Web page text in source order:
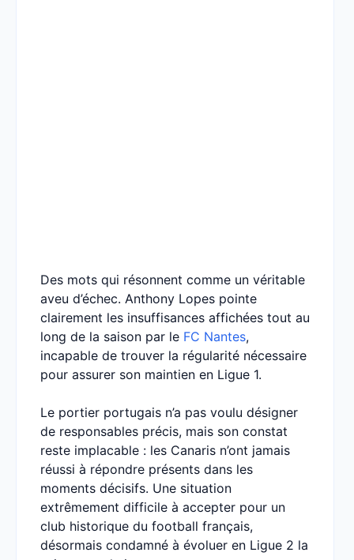
Des mots qui résonnent comme un véritable
aveu d’échec. Anthony Lopes pointe
clairement les insuffisances affichées tout au
long de la saison par le FC Nantes,
incapable de trouver la régularité nécessaire
pour assurer son maintien en Ligue 1.
Le portier portugais n’a pas voulu désigner
de responsables précis, mais son constat
reste implacable : les Canaris n’ont jamais
réussi à répondre présents dans les
moments décisifs. Une situation
extrêmement difficile à accepter pour un
club historique du football français,
désormais condamné à évoluer en Ligue 2 la